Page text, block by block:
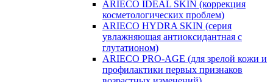
ARIECO IDEAL SKIN (коррекция
косметологических проблем)
ARIECO HYDRA SKIN (серия
увлажняющая антиоксидантная с
глутатионом)
ARIECO PRO-AGE (для зрелой кожи и
профилактики первых признаков